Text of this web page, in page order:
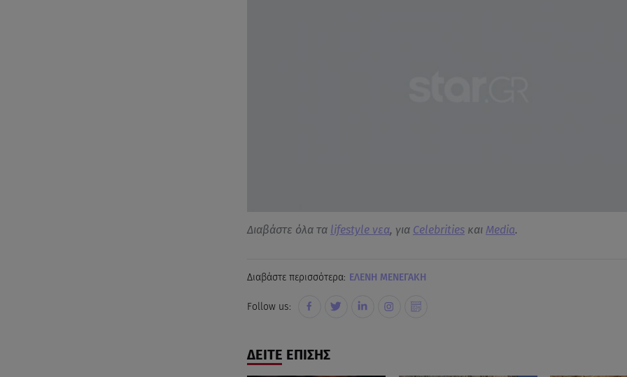
Διαβάστε όλα τα lifestyle νεα, για Celebritiesκαι Media.
Διαβάστε περισσότερα: ΕΛΕΝΗ ΜΕΝΕΓΑΚΗ
Follow us:
ΔΕΙΤΕ ΕΠΙΣΗΣ